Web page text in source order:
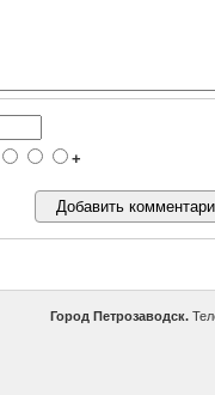
+
Город Петрозаводск.